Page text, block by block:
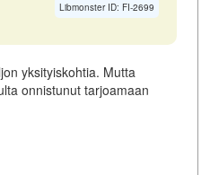
Libmonster ID: FI-2699
yksityiskohtia. Mutta
onnistunut tarjoamaan